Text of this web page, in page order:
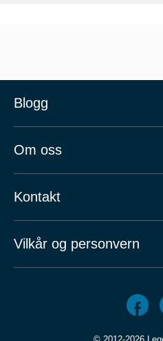
Blogg
Om oss
Kontakt
Vilkår og personvern